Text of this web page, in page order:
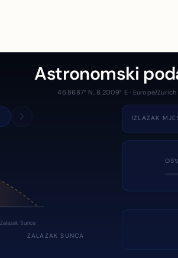
Astronomski
46.8687° N, 8.2009° E · Europe/Zurich
Zalazak Sunca
ZALAZAK SUNCA
IZLAZAK